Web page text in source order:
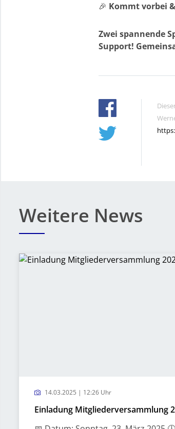
🎉 Kommt vorbei
Zwei spannende
Support!
Weitere News
14.03.2025 | 12:26 Uhr
Einladung Mitgliederversammlung